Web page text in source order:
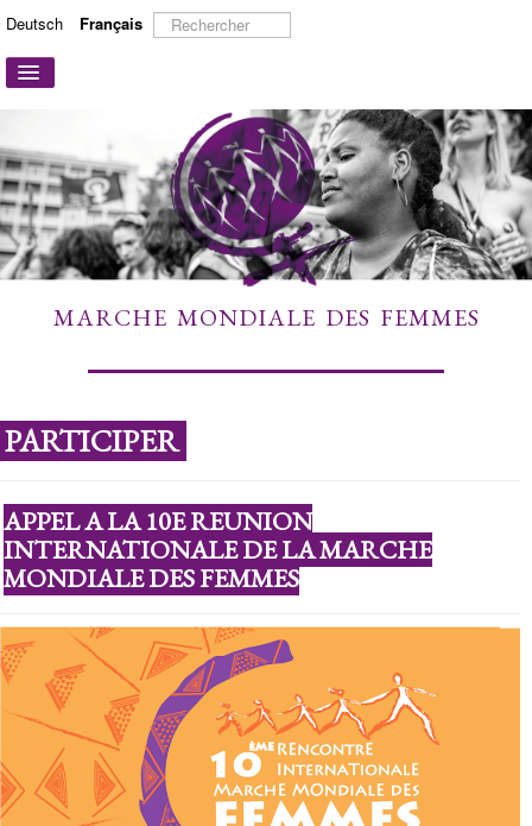
Deutsch Français Rechercher
Basculer
A PROPOS
ACTIONS ET CAMPAGNES
PARTICIPER
TÉMOIGNAGES
À DÉCOUVRIR
MARCHE MONDIALE DES FEMMES
PARTICIPER
APPEL A LA 10E REUNION
INTERNATIONALE DE LA MARCHE
MONDIALE DES FEMMES